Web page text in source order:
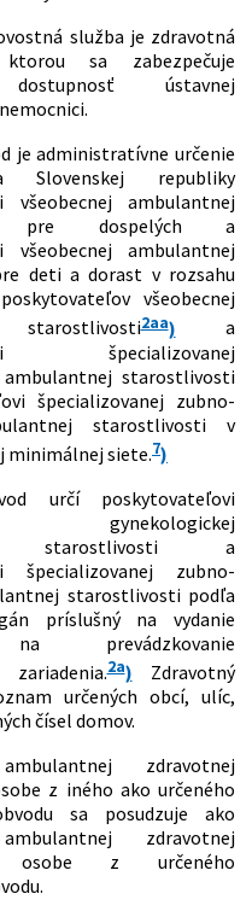
sa mení a dopĺňa zákon
Z. z. o poskytovateľoch
pracovníkoch,
organizáciách v
v znení neskorších
ktorým sa menia a
zákony
sa mení a dopĺňa zákon
z. o liekoch a
pomôckach a o zmene
zákonov a
a dopĺňajú niektoré
sa mení a dopĺňa zákon
Z. z. o ochrane, podpore a
zdravia a o zmene a
zákonov v znení
predpisov a ktorým sa
niektoré zákony
sa mení a dopĺňa zákon
Z. z. o zdravotných
dohľade nad zdravotnou
a o zmene a doplnení
v znení neskorších
ktorým sa menia a
zákony
sa menia a dopĺňajú
v súvislosti s druhou
sa dopĺňa zákon č.
z. o zdravotnej
službách súvisiacich s
zdravotnej
a o zmene a doplnení
v znení neskorších
služba je zdravotná
sa zabezpečuje
ústavnej
je administratívne určenie
Slovenskej republiky
všeobecnej ambulantnej
pre dospelých a
všeobecnej ambulantnej
deti a dorast v rozsahu
všeobecnej
starostlivosti2aa) a
špecializovanej
ambulantnej starostlivosti
špecializovanej zubno-
starostlivosti v
minimálnej siete.7)
určí poskytovateľovi
gynekologickej
starostlivosti a
špecializovanej zubno-
starostlivosti podľa
príslušný na vydanie
prevádzkovanie
zariadenia.2a) Zdravotný
určených obcí, ulíc,
čísel domov.
zdravotnej
z iného ako určeného
sa posudzuje ako
zdravotnej
osobe z určeného